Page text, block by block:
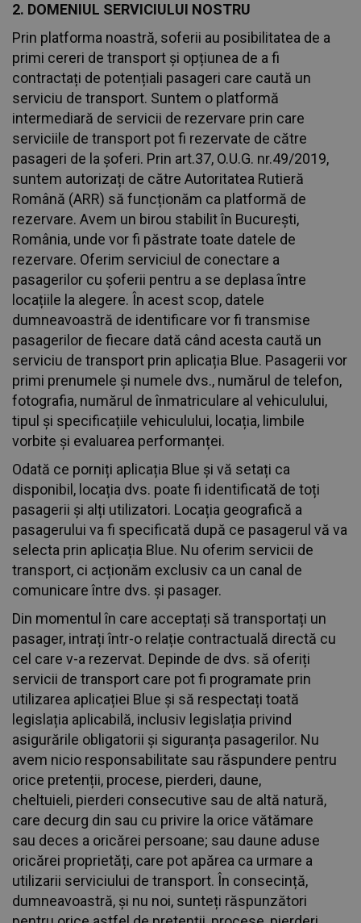
2. DOMENIUL SERVICIULUI NOSTRU
Prin platforma noastră, soferii au posibilitatea de a
primi cereri de transport și opțiunea de a fi
contractați de potențiali pasageri care caută un
serviciu de transport. Suntem o platformă
intermediară de servicii de rezervare prin care
serviciile de transport pot fi rezervate de către
pasageri de la șoferi. Prin art.37, O.U.G. nr.49/2019,
suntem autorizați de către Autoritatea Rutieră
Română (ARR) să funcționăm ca platformă de
rezervare. Avem un birou stabilit în București,
România, unde vor fi păstrate toate datele de
rezervare. Oferim serviciul de conectare a
pasagerilor cu șoferii pentru a se deplasa între
locațiile la alegere. În acest scop, datele
dumneavoastră de identificare vor fi transmise
pasagerilor de fiecare dată când acesta caută un
serviciu de transport prin aplicația Blue. Pasagerii vor
primi prenumele și numele dvs., numărul de telefon,
fotografia, numărul de înmatriculare al vehiculului,
tipul și specificațiile vehiculului, locația, limbile
vorbite și evaluarea performanței.
Odată ce porniți aplicația Blue și vă setați ca
disponibil, locația dvs. poate fi identificată de toți
pasagerii și alți utilizatori. Locația geografică a
pasagerului va fi specificată după ce pasagerul vă va
selecta prin aplicația Blue. Nu oferim servicii de
transport, ci acționăm exclusiv ca un canal de
comunicare între dvs. și pasager.
Din momentul în care acceptați să transportați un
pasager, intrați într-o relație contractuală directă cu
cel care v-a rezervat. Depinde de dvs. să oferiți
servicii de transport care pot fi programate prin
utilizarea aplicației Blue și să respectați toată
legislația aplicabilă, inclusiv legislația privind
asigurările obligatorii și siguranța pasagerilor. Nu
avem nicio responsabilitate sau răspundere pentru
orice pretenții, procese, pierderi, daune,
cheltuieli, pierderi consecutive sau de altă natură,
care decurg din sau cu privire la orice vătămare
sau deces a oricărei persoane; sau daune aduse
oricărei proprietăți, care pot apărea ca urmare a
utilizarii serviciului de transport. În consecință,
dumneavoastră, și nu noi, sunteți răspunzători